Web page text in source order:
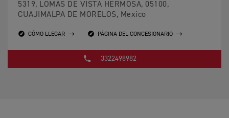
5319, LOMAS DE VISTA HERMOSA, 05100,
CUAJIMALPA DE MORELOS, Mexico
CÓMO LLEGAR PÁGINA DEL CONCESIONARIO
3322498982